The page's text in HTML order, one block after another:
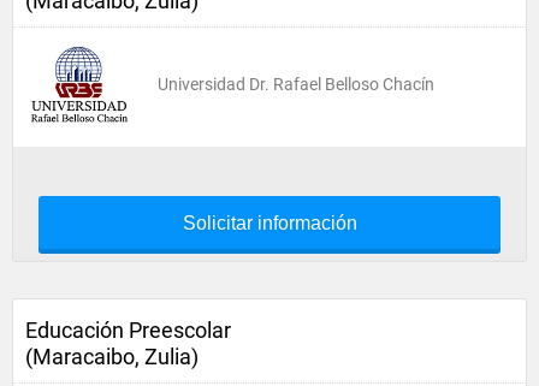
Universidad Dr. Rafael Belloso Chacín
Solicitar información
Educación Preescolar
(Maracaibo, Zulia)